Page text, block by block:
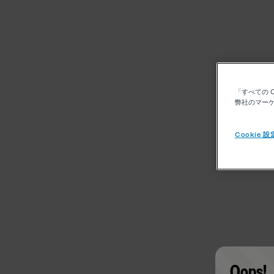
「すべての
弊社のマー
Cookie 設